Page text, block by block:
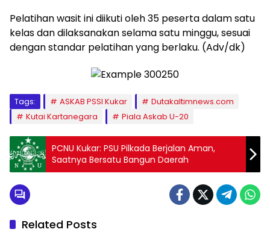
Pelatihan wasit ini diikuti oleh 35 peserta dalam satu
kelas dan dilaksanakan selama satu minggu, sesuai
dengan standar pelatihan yang berlaku. (Adv/dk)
Tags: ASKAB PSSI Kukar
Dutakaltimnews.com
Kutai Kartanegara
Piala Askab U-20
PCNU Kukar: PSU Pilkada Berjalan Aman,
Saatnya Bersatu Bangun Daerah
Related Posts